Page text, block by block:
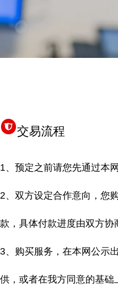
交易流程
1、预定之前请您先通过本
2、双方设定合作意向，您
款，具体付款进度由双方协
3、购买服务，在本网公示
供，或者在我方同意的基础